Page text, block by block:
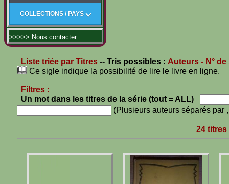
COLLECTIONS / PAYS
>>>>> Nous contacter
Liste triée par Titres -- Tris possibles : Auteurs - N°
Ce sigle indique la possibilité de lire le livre en ligne.
Filtres :
Un mot dans les titres de la série (tout = ALL)
(Plusieurs auteurs séparés par
24